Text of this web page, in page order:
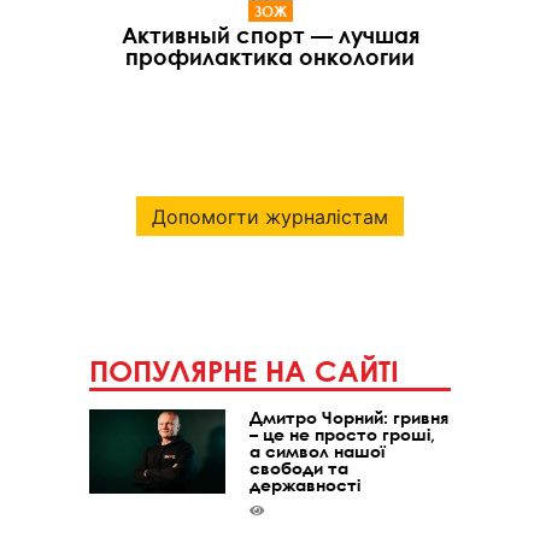
ЗОЖ
Активный спорт — лучшая
профилактика онкологии
Допомогти журналістам
ПОПУЛЯРНЕ НА САЙТІ
Дмитро Чорний: гривня
– це не просто гроші,
а символ нашої
свободи та
державності